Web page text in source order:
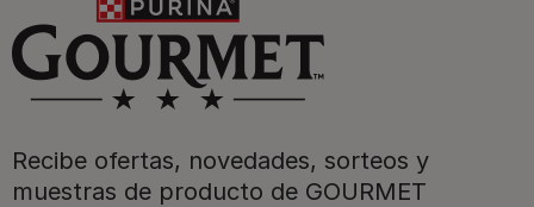
Recibe ofertas, novedades, sorteos y
muestras de producto de GOURMET
Para nuestros socios